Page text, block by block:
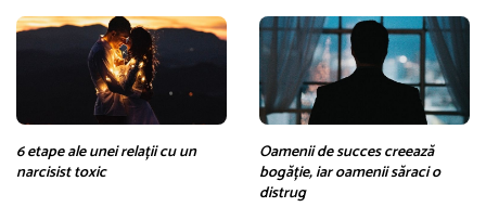
6 etape ale unei relații cu un
narcisist toxic
Oamenii de succes creează
bogăție, iar oamenii săraci o
distrug